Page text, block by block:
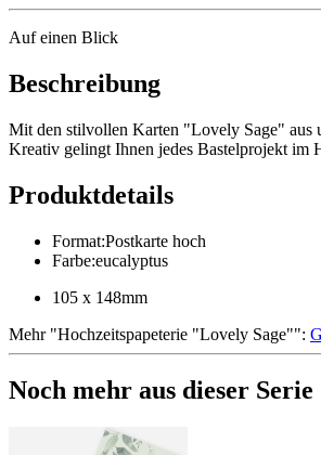
Auf einen Blick
Beschreibung
Mit den stilvollen Karten "Lovely Sage" aus
Kreativ gelingt Ihnen jedes Bastelprojekt im
Produktdetails
Format:Postkarte hoch
Farbe:eucalyptus
105 x 148mm
Mehr"Hochzeitspapeterie "Lovely Sage"":
Noch mehr aus dieser Serie